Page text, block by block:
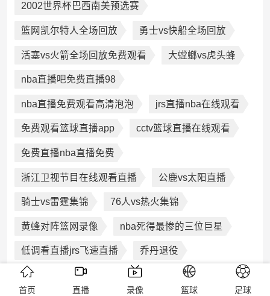
首页 直播 录像 篮球 足球
2002世界杯巴西南美预选赛
篮网凯尔特人全场回放 勇士vs快船全场回放
活塞vs火箭全场回放免费观看 大螳螂vs虎头蜂
nba直播吧免费直播98
nba直播免费观看高清泡泡 jrs直播nba在线观看
免费观看篮球直播app cctv篮球直播在线观看
免费直播nba直播免费
浙江卫视节目在线观看直播 公鹿vs太阳直播
骑士vs雷霆集锦 76人vs热火集锦
黄蜂对阵篮网录像 nba死得最惨的三位巨星
低调看直播jrs飞速直播 乔丹退役
查尔斯巴克利 虎扑步行街 granthill